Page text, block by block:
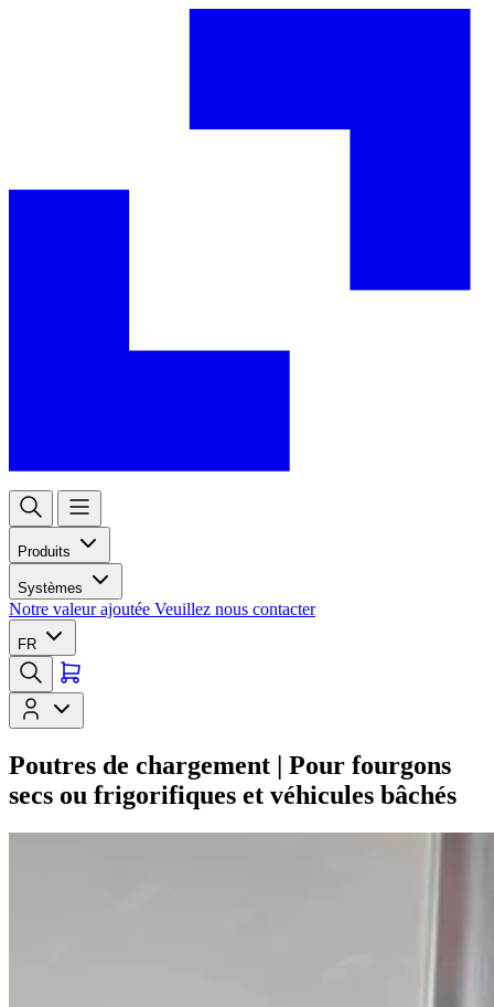
Produits
Systèmes
Notre valeur ajoutée Veuillez nous contacter
FR
Poutres de chargement | Pour fourgons
secs ou frigorifiques et véhicules bâchés